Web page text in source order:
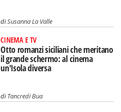
diSusanna La Valle
CINEMA E TV
Otto romanzi siciliani che meritano
il grande schermo: al cinema
un'Isola diversa
diTancredi Bua